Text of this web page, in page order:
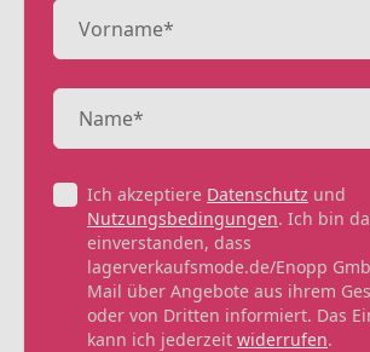
Ich akzeptiere Datenschutz und
Nutzungsbedingungen. Ich bin
einverstanden, dass
lagerverkaufsmode.de/Enopp
Mail über Angebote aus ihrem
oder von Dritten informiert. Das
kann ich jederzeit widerrufen.